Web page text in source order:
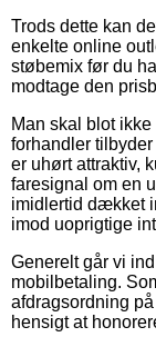
Trods dette kan
enkelte online
støbemix før du
modtage den
Man skal blot
forhandler
er uhørt attraktiv,
faresignal om en
imidlertid dækket
imod uoprigtige
Generelt går vi
mobilbetaling.
afdragsordning
hensigt at